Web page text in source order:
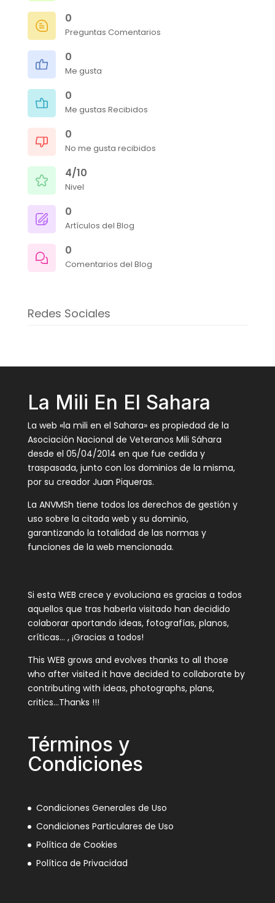
0
Preguntas Comentarios
0
Me gusta
0
Me gustas Recibidos
0
No me gusta recibidos
4/10
Nivel
0
Artículos del Blog
0
Comentarios del Blog
Redes Sociales
La Mili En El Sahara
La web «la mili en el Sahara» es propiedad de la
Asociación Nacional de Veteranos Mili Sáhara
desde el 05/04/2014 en que fue cedida y
traspasada, junto con los dominios de la misma,
por su creador Juan Piqueras.
La ANVMSh tiene todos los derechos de gestión y
uso sobre la citada web y su dominio,
garantizando la totalidad de las normas y
funciones de la web mencionada.
Si esta WEB crece y evoluciona es gracias a todos
aquellos que tras haberla visitado han decidido
colaborar aportando ideas, fotografías, planos,
críticas… , ¡Gracias a todos!
This WEB grows and evolves thanks to all those
who after visited it have decided to collaborate by
contributing with ideas, photographs, plans,
critics…Thanks !!!
Términos y
Condiciones
Condiciones Generales de Uso
Condiciones Particulares de Uso
Política de Cookies
Política de Privacidad